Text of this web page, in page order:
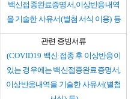
백신접종완료증명서,이상반응내역
을 기술한 사유서(별첨 서식 이용) 등
관련 증빙서류
(COVID19 백신 접종 후 이상반응이
있는 경우에는 백신접종완료증명서,
이상반응내역을 기술한 사유서(별첨